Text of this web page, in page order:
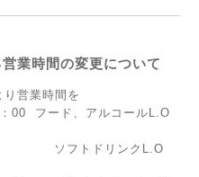
業時間の変更について
り営業時間を
フード、アルコールL.O
ンクL.O